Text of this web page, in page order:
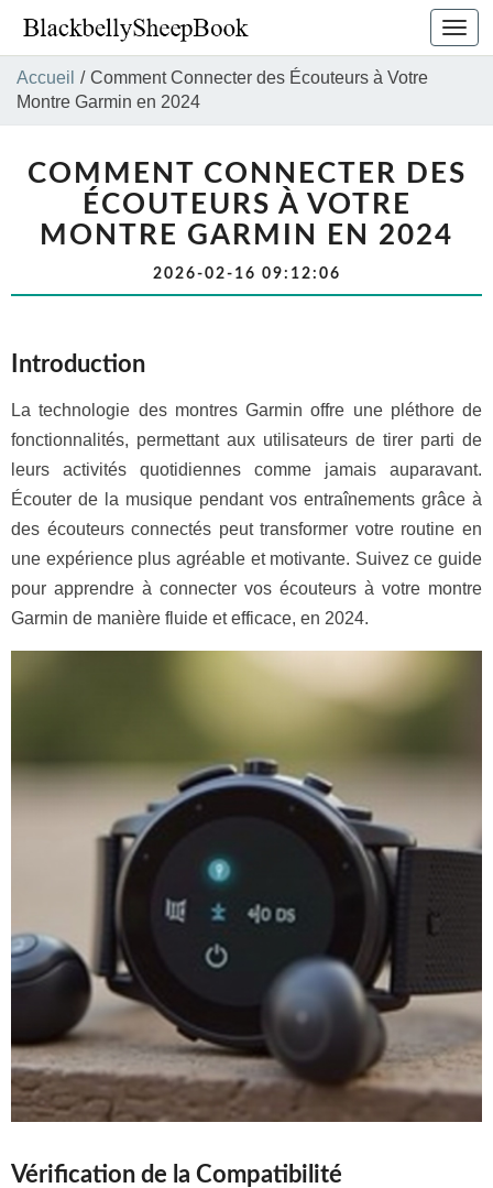
la
Accueil / Comment Connecter des Écouteurs à Votre
Montre Garmin en 2024
COMMENT CONNECTER DES
ÉCOUTEURS À VOTRE
MONTRE GARMIN EN 2024
2026-02-16 09:12:06
Introduction
La technologie des montres Garmin offre une pléthore de
fonctionnalités, permettant aux utilisateurs de tirer parti de
leurs activités quotidiennes comme jamais auparavant.
Écouter de la musique pendant vos entraînements grâce à
des écouteurs connectés peut transformer votre routine en
une expérience plus agréable et motivante. Suivez ce guide
pour apprendre à connecter vos écouteurs à votre montre
Garmin de manière fluide et efficace, en 2024.
Vérification de la Compatibilité